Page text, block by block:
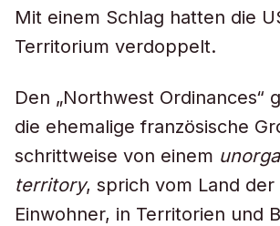
Mit einem Schlag hatten die
Territorium verdoppelt.
Den „Northwest Ordinances“
die ehemalige französische
schrittweise von einem
territory, sprich vom Land der
Einwohner, in Territorien und